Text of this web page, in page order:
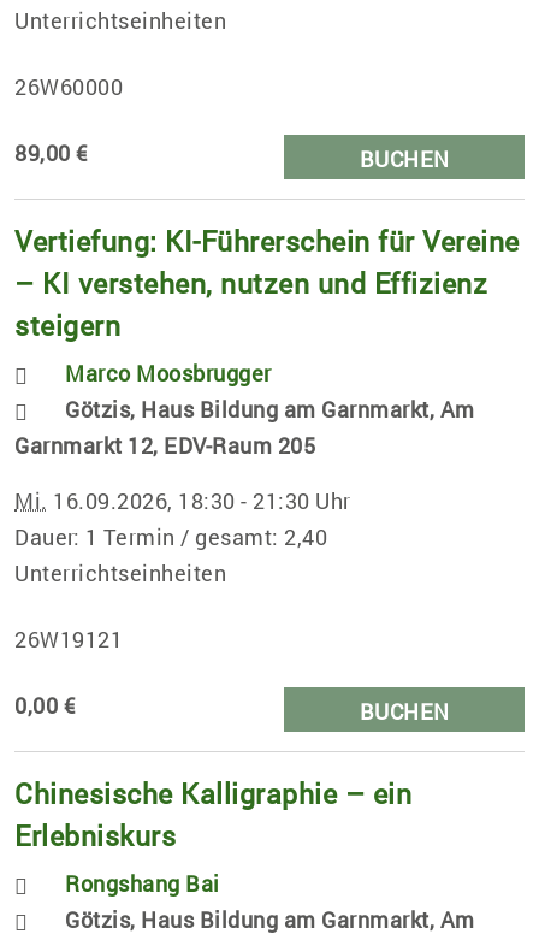
Unterrichtseinheiten
26W60000
89,00 € BUCHEN
Vertiefung: KI-Führerschein für Vereine
– KI verstehen, nutzen und Effizienz
steigern
Marco Moosbrugger
Götzis, Haus Bildung am Garnmarkt, Am
Garnmarkt 12, EDV-Raum 205
Mi. 16.09.2026, 18:30 - 21:30 Uhr
Dauer: 1 Termin / gesamt: 2,40
Unterrichtseinheiten
26W19121
0,00 € BUCHEN
Chinesische Kalligraphie – ein
Erlebniskurs
Rongshang Bai
Götzis, Haus Bildung am Garnmarkt, Am